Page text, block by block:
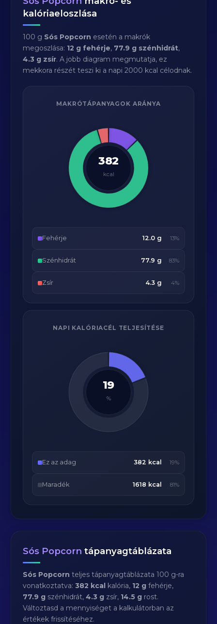
kalóriaeloszlása
100 g Sós Popcorn esetén a makrók
megoszlása: 12 g fehérje, 77.9 g szénhidrát,
4.3 g zsír. A jobb diagram megmutatja, ez
mekkora részét teszi ki a napi 2000 kcal célodnak.
MAKRÓTÁPANYAGOK ARÁNYA
382
kcal
Fehérje 12.0 g 13%
Szénhidrát 77.9 g 83%
Zsír 4.3 g 4%
NAPI KALÓRIACÉL TELJESÍTÉSE
19
%
Ez az adag 382 kcal 19%
Maradék 1618 kcal 81%
Sós Popcorn tápanyagtáblázata
Sós Popcorn teljes tápanyagtáblázata 100 g-ra
vonatkoztatva:382 kcal kalória, 12 g fehérje,
77.9 g szénhidrát,4.3 g zsír, 14.5 g rost.
Változtasd a mennyiséget a kalkulátorban az
értékek frissítéséhez.